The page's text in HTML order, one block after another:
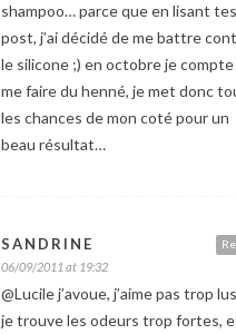
shampoo… parce que en lisant tes
post, j’ai décidé de me battre
le silicone ;) en octobre je compte
me faire du henné, je met donc
les chances de mon coté pour un
beau résultat…
SANDRINE
06/09/2011 at 19:32
@Lucile j’avoue, j’aime pas trop
je trouve les odeurs trop fortes,